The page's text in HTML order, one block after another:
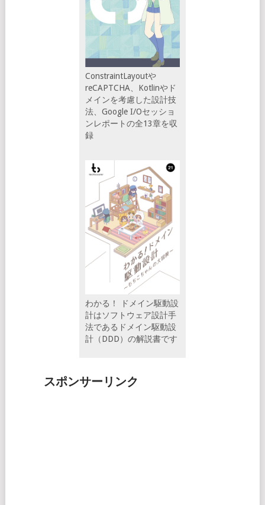
ConstraintLayoutや
reCAPTCHA、Kotlinやド
メインを考慮した設計技
法、Google I/Oセッショ
ンレポートの全13章を収
録
わかる！ ドメイン駆動設
計はソフトウェア設計手
法であるドメイン駆動設
計（DDD）の解説書です
スポンサーリンク